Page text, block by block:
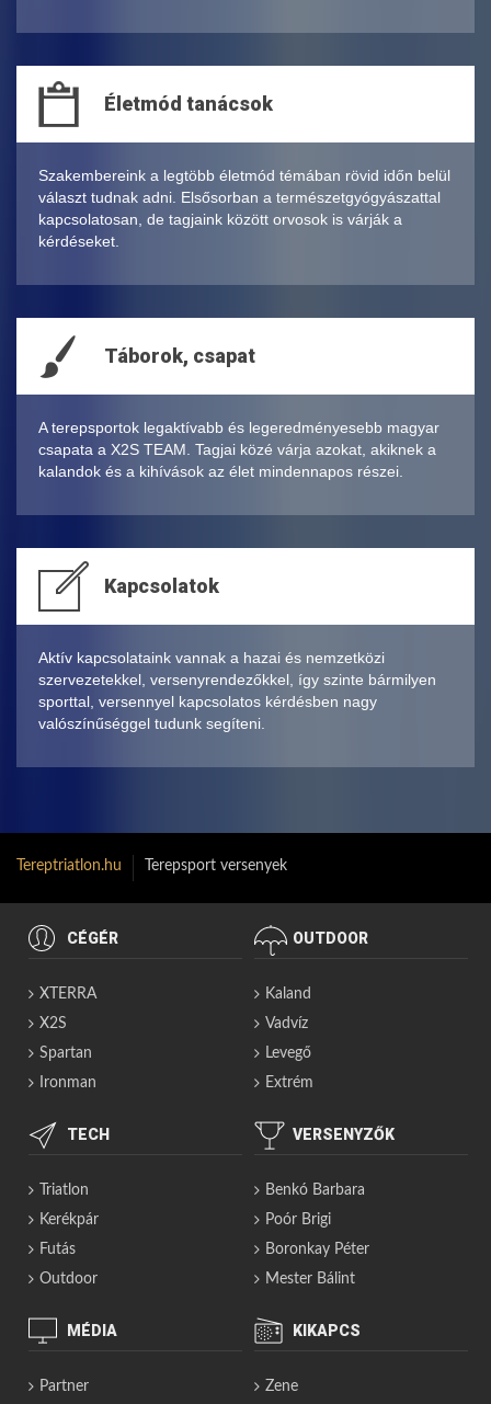
Életmód tanácsok
Szakembereink a legtöbb életmód témában rövid időn belül
választ tudnak adni. Elsősorban a természetgyógyászattal
kapcsolatosan, de tagjaink között orvosok is várják a
kérdéseket.
Táborok, csapat
A terepsportok legaktívabb és legeredményesebb magyar
csapata a X2S TEAM. Tagjai közé várja azokat, akiknek a
kalandok és a kihívások az élet mindennapos részei.
Kapcsolatok
Aktív kapcsolataink vannak a hazai és nemzetközi
szervezetekkel, versenyrendezőkkel, így szinte bármilyen
sporttal, versennyel kapcsolatos kérdésben nagy
valószínűséggel tudunk segíteni.
Tereptriatlon.hu Terepsport versenyek
CÉGÉR
XTERRA
X2S
Spartan
Ironman
OUTDOOR
Kaland
Vadvíz
Levegő
Extrém
TECH
Triatlon
Kerékpár
Futás
Outdoor
VERSENYZŐK
Benkó Barbara
Poór Brigi
Boronkay Péter
Mester Bálint
MÉDIA
Partner
KIKAPCS
Zene